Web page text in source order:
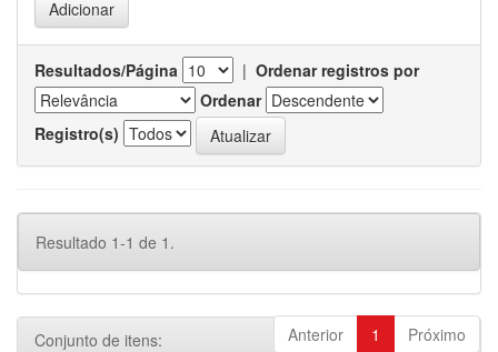
Resultados/Página | Ordenar registros por
Ordenar
Registro(s)
Resultado 1-1 de 1.
Anterior 1 Próximo
Conjunto de itens: